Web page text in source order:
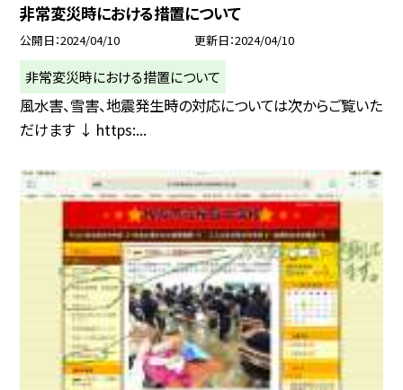
非常変災時における措置について
公開日 2024/04/10 更新日 2024/04/10
非常変災時における措置について
風水害、雪害、地震発生時の対応については次からご覧いた
だけます ↓ https:...